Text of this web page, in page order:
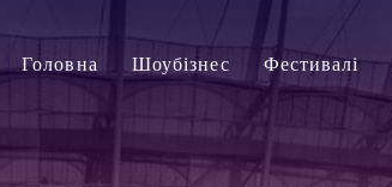
Головна Шоубізнес Фестивалі